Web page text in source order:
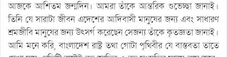
আজকে আশিতম জন্মদিন। আমরা তাঁকে আন্তরিক শুভেচ্ছা জানাই।
তিনি যে সারাটা জীবন এদেশের আদিবাসী মানুষের জন্য এবং সাধারণ
শ্রমজীবি মানুষের জন্য উৎসর্গ করেছেন সেজন্য তাঁকে কৃতজ্ঞতা জানাই।
আমি মনে করি, বাংলাদেশ রাষ্ট্র তথা গোটা পৃথিবীর যে বাস্তবতা তাতে